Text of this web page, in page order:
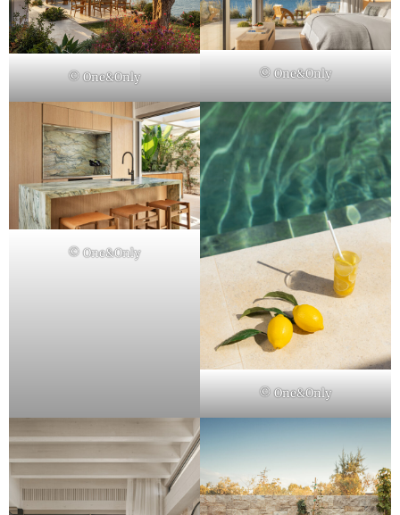
© One&Only © One&Only
© One&Only
© One&Only